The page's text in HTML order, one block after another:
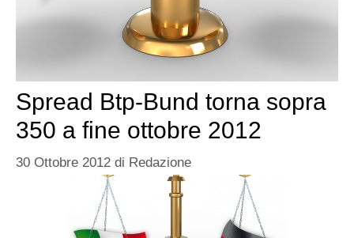
Spread Btp-Bund torna sopra
350 a fine ottobre 2012
30 Ottobre 2012 di Redazione